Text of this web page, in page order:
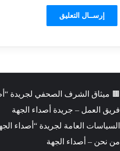
🟫 ميثاق الشرف الصحفي لجريدة
فريق العمل – جريدة أصداء الجهة
السياسات العامة لجريدة “أصداء
من نحن – أصداء الجهة